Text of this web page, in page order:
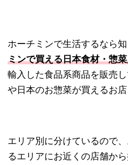
ホーチミンで生活するなら
ミンで買える日本食材・惣
輸入した食品系商品を販売
や日本のお惣菜が買えるお店
エリア別に分けているので
るエリアにお近くの店舗か